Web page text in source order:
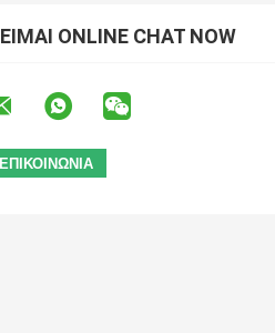
ΕΊΜΑΙ ONLINE CHAT NOW